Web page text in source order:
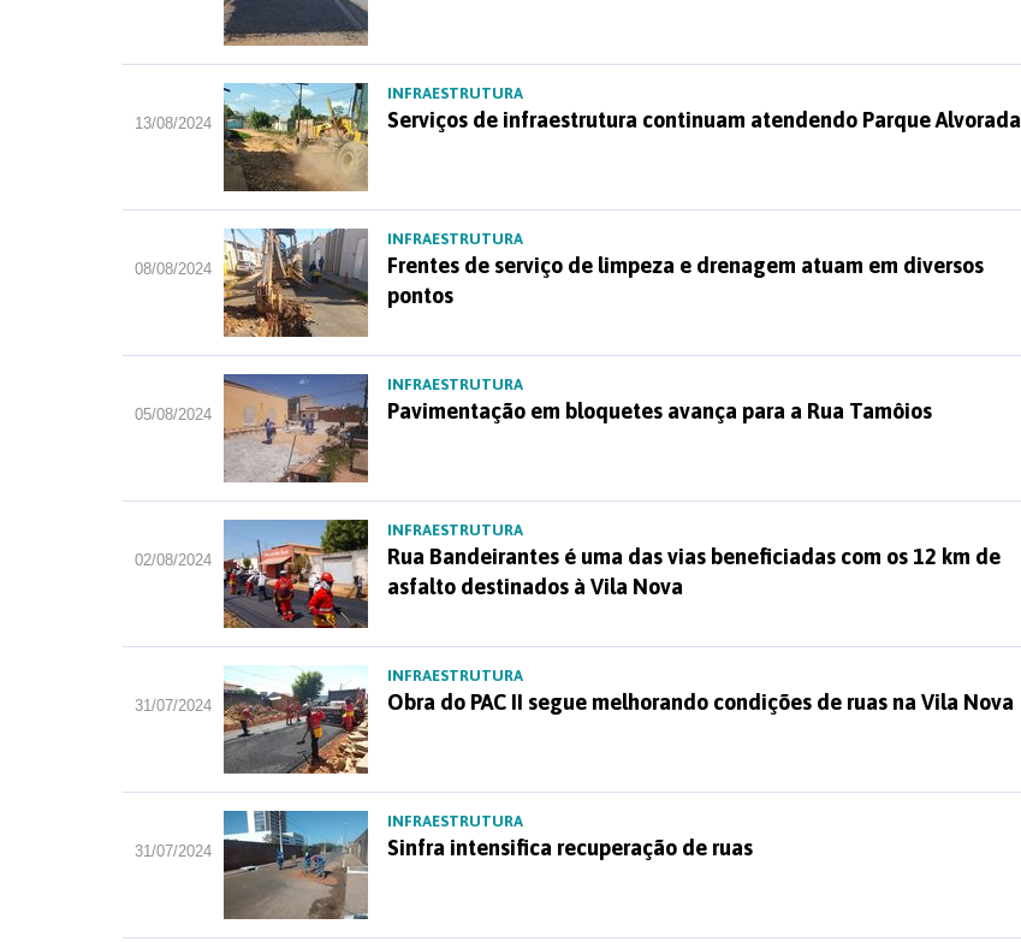
13/08/2024
INFRAESTRUTURA
Serviços de infraestrutura continuam atendendo Parque Alvorada
08/08/2024
INFRAESTRUTURA
Frentes de serviço de limpeza e drenagem atuam em diversos
pontos
05/08/2024
INFRAESTRUTURA
Pavimentação em bloquetes avança para a Rua Tamôios
02/08/2024
INFRAESTRUTURA
Rua Bandeirantes é uma das vias beneficiadas com os 12 km de
asfalto destinados à Vila Nova
31/07/2024
INFRAESTRUTURA
Obra do PAC II segue melhorando condições de ruas na Vila Nova
31/07/2024
INFRAESTRUTURA
Sinfra intensifica recuperação de ruas